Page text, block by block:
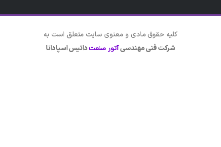
کلیه حقوق مادی و معنوی سایت متعلق است به
شرکت فنی مهندسیآتور صنعتداتیس اسپادانا